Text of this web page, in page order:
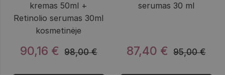
kremas 50ml +
Retinolio serumas 30ml
kosmetinėje
90,16 € 98,00 €
serumas 30 ml
87,40 € 95,00 €